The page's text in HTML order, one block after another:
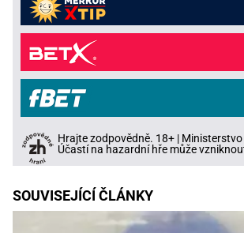
Hrajte zodpovědně. 18+ |
Účastí na hazardní hře může
SOUVISEJÍCÍ ČLÁNKY